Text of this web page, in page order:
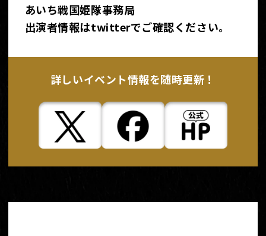
あいち戦国姫隊事務局
出演者情報はtwitterでご確認ください。
詳しいイベント情報を随時更新！